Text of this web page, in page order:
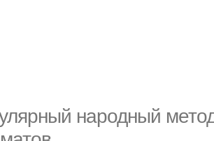
народный